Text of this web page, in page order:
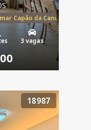
Capão da Canoa,
3 vagas
18987